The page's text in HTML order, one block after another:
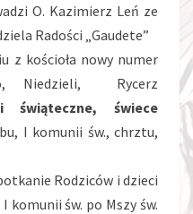
O. Kazimierz Leń ze
Radości „Gaudete”
z kościoła nowy numer
Niedzieli, Rycerz
świąteczne, świece
I komunii św., chrztu,
Rodziców i dzieci
komunii św. po Mszy św.